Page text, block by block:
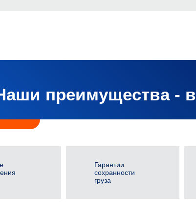
преимущества -
Гарантии
сохранности
груза